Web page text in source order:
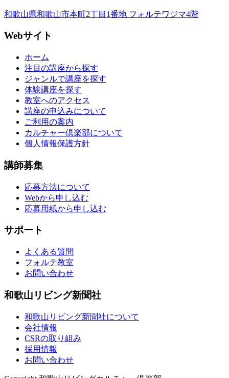
和歌山県和歌山市本町2丁目1番地 フォルテワジマ4階
Webサイト
ホーム
注目の講座から探す
ジャンルで講座を探す
体験講座を探す
教室へのアクセス
講座の申込みについて
ご利用の案内
カルチャー倶楽部について
個人情報保護方針
講師募集
応募方法について
Webから申し込む
応募用紙から申し込む
サポート
よくある質問
フォルテ教室
お問い合わせ
和歌山リビング新聞社
和歌山リビング新聞社について
会社情報
CSRの取り組み
採用情報
お問い合わせ